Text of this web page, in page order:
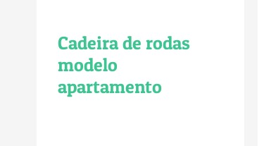
Cadeira de rodas
modelo
apartamento